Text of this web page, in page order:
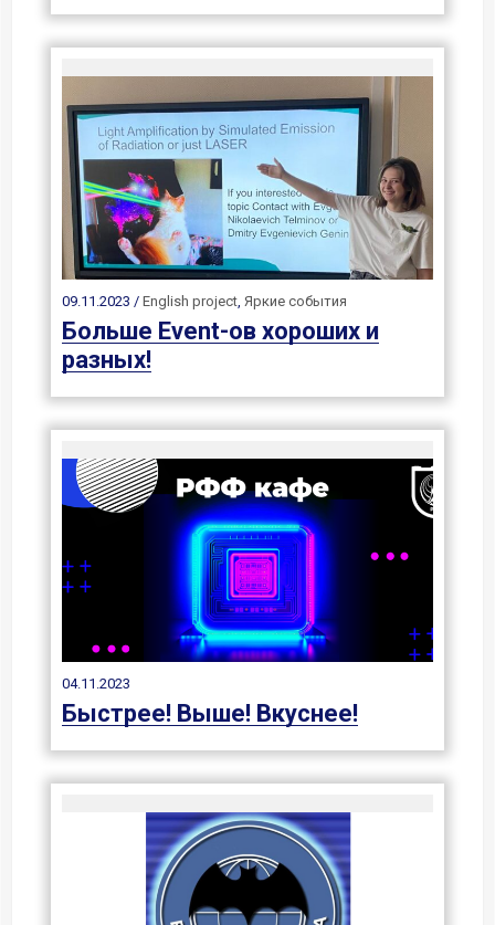
09.11.2023 / English project, Яркие события
Больше Event-ов хороших и
разных!
04.11.2023
Быстрее! Выше! Вкуснее!